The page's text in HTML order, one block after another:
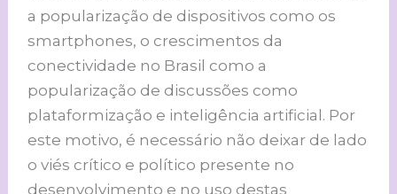
a popularização de dispositivos como os
smartphones, o crescimentos da
conectividade no Brasil como a
popularização de discussões como
plataformização e inteligência artificial. Por
este motivo, é necessário não deixar de lado
o viés crítico e político presente no
desenvolvimento e no uso destas